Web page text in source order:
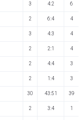
3 4:2 6
2 6:4 4
3 4:3 4
2 2:1 4
2 4:4 3
2 1:4 3
30 43:51 39
2 3:4 1